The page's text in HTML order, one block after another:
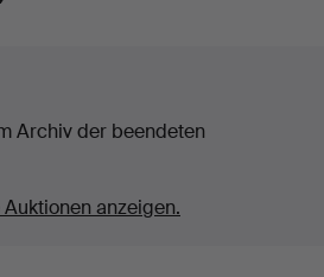
Archiv der beendeten
anzeigen.